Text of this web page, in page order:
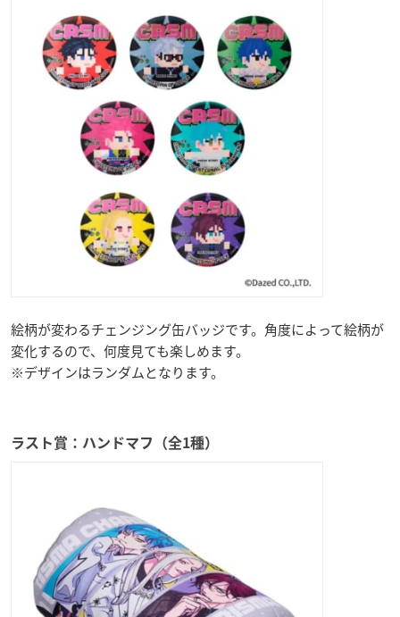
絵柄が変わるチェンジング缶バッジです。角度によって絵柄が
変化するので、何度見ても楽しめます。
※デザインはランダムとなります。
ラスト賞：ハンドマフ（全1種）